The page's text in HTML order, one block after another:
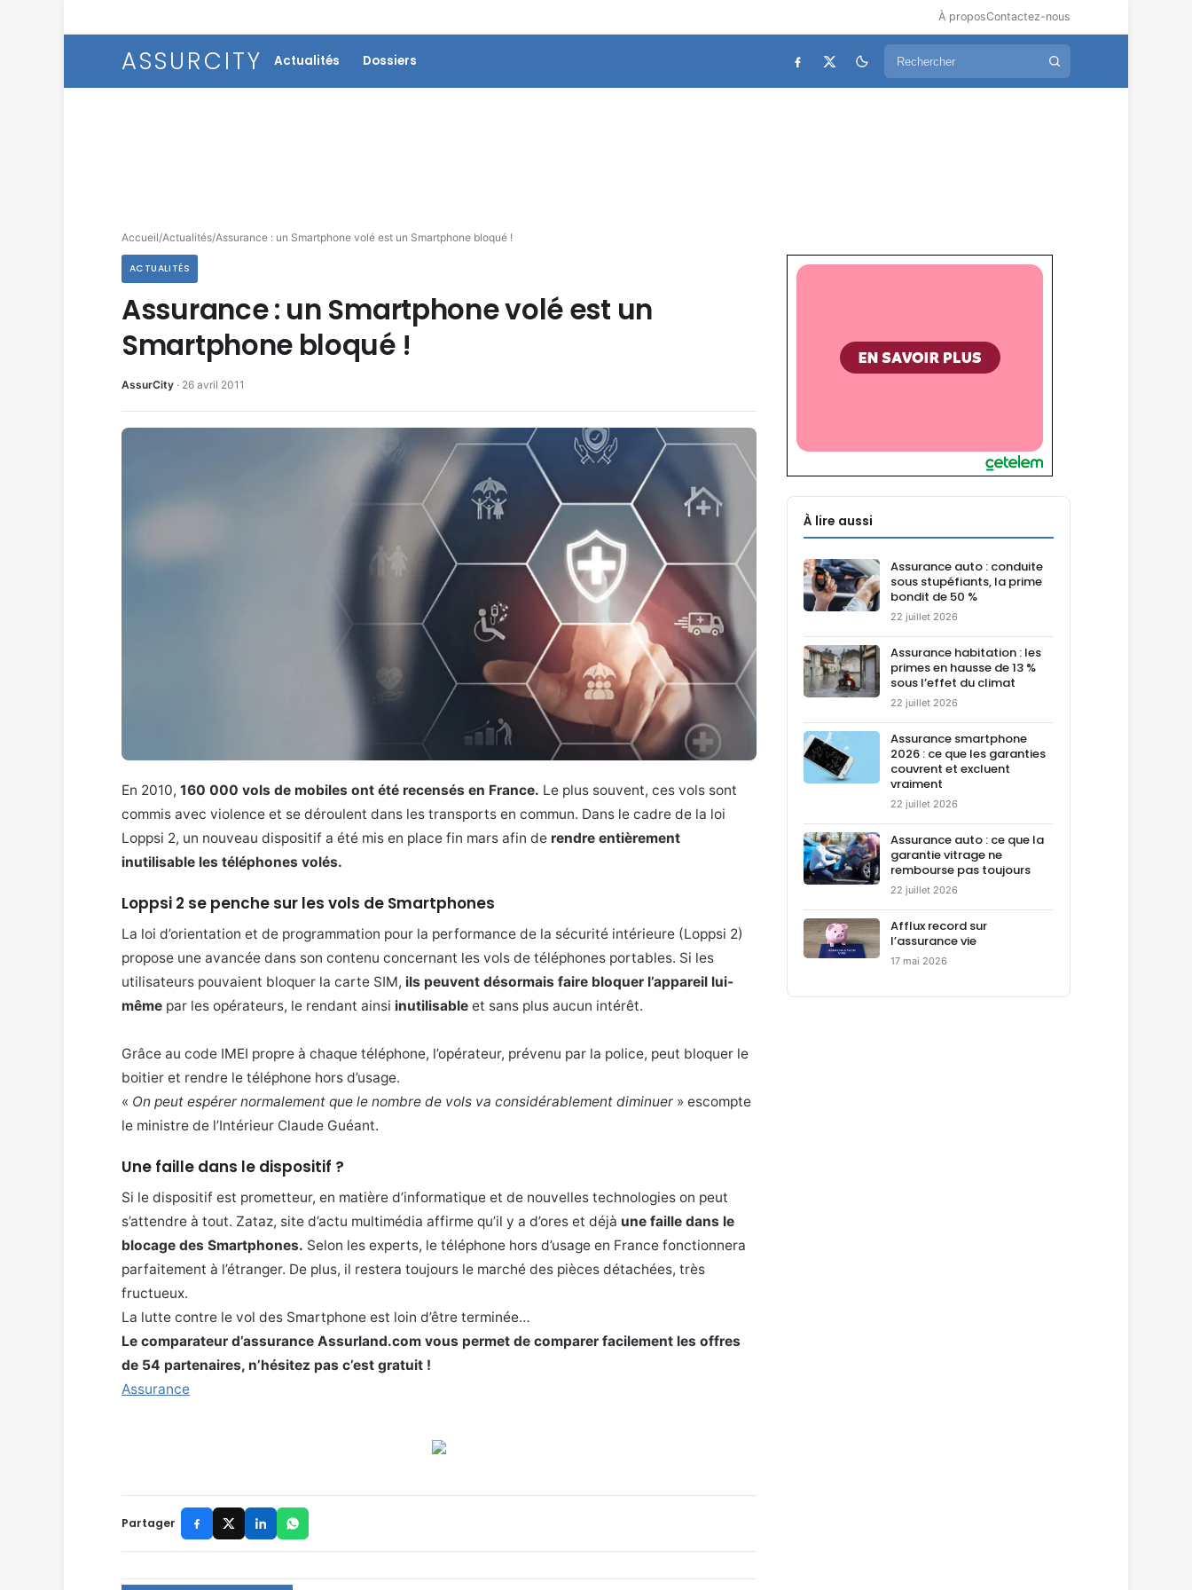
À proposContactez-nous
ASSURCITY Actualités Dossiers
Accueil/Actualités/Assurance : un Smartphone volé est un Smartphone bloqué !
ACTUALITÉS
Assurance : un Smartphone volé est un
Smartphone bloqué !
AssurCity · 26 avril 2011
En 2010, 160 000 vols de mobiles ont été recensés en France. Le plus souvent, ces vols sont
commis avec violence et se déroulent dans les transports en commun. Dans le cadre de la loi
Loppsi 2, un nouveau dispositif a été mis en place fin mars afin de rendre entièrement
inutilisable les téléphones volés.
Loppsi 2 se penche sur les vols de Smartphones
La loi d’orientation et de programmation pour la performance de la sécurité intérieure (Loppsi 2)
propose une avancée dans son contenu concernant les vols de téléphones portables. Si les
utilisateurs pouvaient bloquer la carte SIM, ils peuvent désormais faire bloquer l’appareil lui-
même par les opérateurs, le rendant ainsi inutilisable et sans plus aucun intérêt.
Grâce au code IMEI propre à chaque téléphone, l’opérateur, prévenu par la police, peut bloquer le
boitier et rendre le téléphone hors d’usage.
« On peut espérer normalement que le nombre de vols va considérablement diminuer » escompte
le ministre de l’Intérieur Claude Guéant.
Une faille dans le dispositif ?
Si le dispositif est prometteur, en matière d’informatique et de nouvelles technologies on peut
s’attendre à tout. Zataz, site d’actu multimédia affirme qu’il y a d’ores et déjà une faille dans le
blocage des Smartphones. Selon les experts, le téléphone hors d’usage en France fonctionnera
parfaitement à l’étranger. De plus, il restera toujours le marché des pièces détachées, très
fructueux.
La lutte contre le vol des Smartphone est loin d’être terminée…
Le comparateur d’assurance Assurland.com vous permet de comparer facilement les offres
de 54 partenaires, n’hésitez pas c’est gratuit !
Assurance
Partager
À lire aussi
Assurance auto : conduite
sous stupéfiants, la prime
bondit de 50 %
22 juillet 2026
Assurance habitation : les
primes en hausse de 13 %
sous l’effet du climat
22 juillet 2026
Assurance smartphone
2026 : ce que les garanties
couvrent et excluent
vraiment
22 juillet 2026
Assurance auto : ce que la
garantie vitrage ne
rembourse pas toujours
22 juillet 2026
Afflux record sur
l’assurance vie
17 mai 2026